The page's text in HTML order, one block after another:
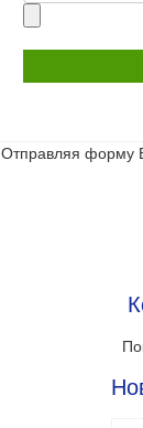
Отправляя форму